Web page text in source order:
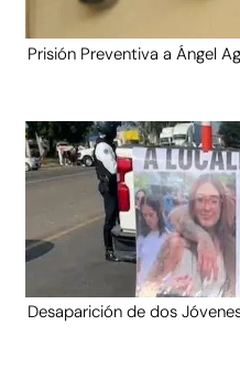
Prisión Preventiva a Ángel
Desaparición de dos